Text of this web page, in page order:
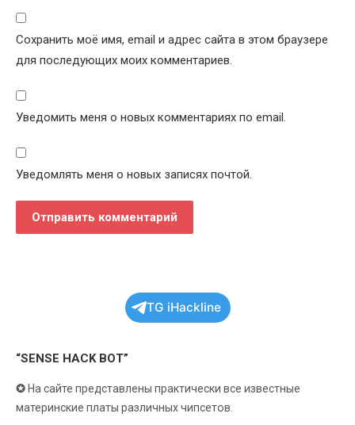
Сохранить моё имя, email и адрес сайта в этом браузере
для последующих моих комментариев.
Уведомить меня о новых комментариях по email.
Уведомлять меня о новых записях почтой.
TG iHackline
“SENSE HACK BOT”
✪ На сайте представлены практически все известные
материнские платы различных чипсетов.